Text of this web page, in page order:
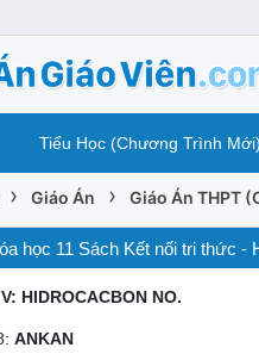
Tiểu Học (Chương Trình Mới)
› Giáo Án › Giáo Án THPT
học 11 Sách Kết nối tri thức
HIDROCACBON NO.
ANKAN